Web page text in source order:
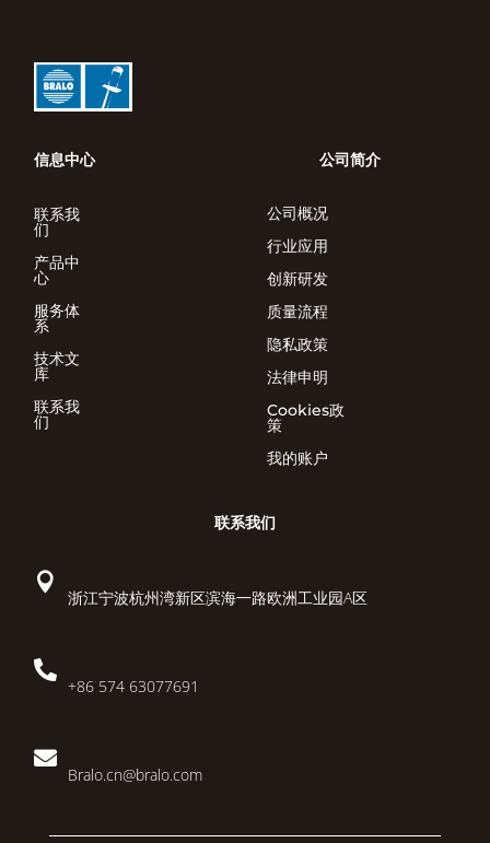
信息中心
联系我
们
产品中
心
服务体
系
技术文
库
联系我
们
公司简介
公司概况
行业应用
创新研发
质量流程
隐私政策
法律申明
Cookies政
策
我的账户
联系我们

浙江宁波杭州湾新区滨海一路欧洲工业园A区

+86 574 63077691

Bralo.cn@bralo.com